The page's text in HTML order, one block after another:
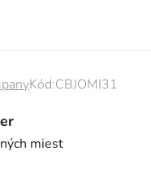
Kód:CBJOMI31
miest